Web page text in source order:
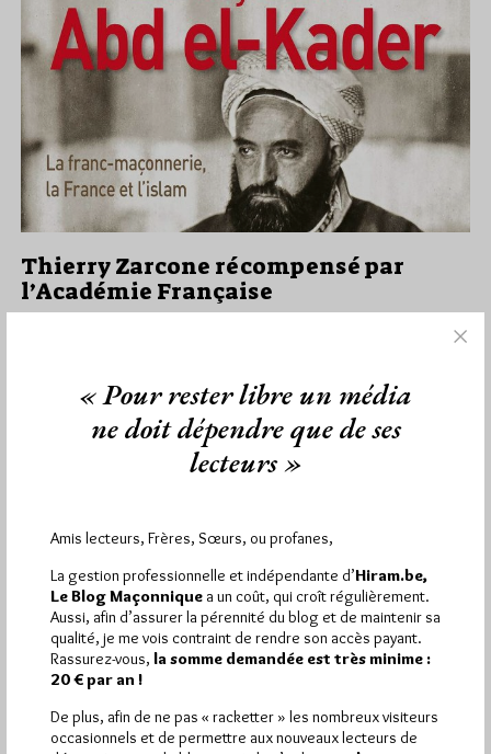
Thierry Zarcone récompensé par
l’Académie Française
. On vient d'apprendre par divers médias, et notamment
ActuaLitté que Thierry Zarcone a été récompensé au Palmarès
de l'Académie…
Hier jeudi 6 août 2026, Hiram.be a reçu1 672 visites
2 608 pagesont été lues (Source : Pirsch.io)
Plus d’informations
Quels sont les articles les plus lus du blog ?
« Pour rester libre un média
ne doit dépendre que de ses
lecteurs »
Amis lecteurs, Frères, Sœurs, ou profanes,
La gestion professionnelle et indépendante d’Hiram.be,
Le Blog Maçonnique a un coût, qui croît régulièrement.
Aussi, afin d’assurer la pérennité du blog et de maintenir sa
qualité, je me vois contraint de rendre son accès payant.
Rassurez-vous, la somme demandée est très minime :
20 € par an !
De plus, afin de ne pas « racketter » les nombreux visiteurs
occasionnels et de permettre aux nouveaux lecteurs de